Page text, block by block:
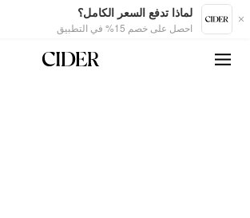
لماذا تدفع السعر الكامل؟
احصل على خصم 15% في التطبيق